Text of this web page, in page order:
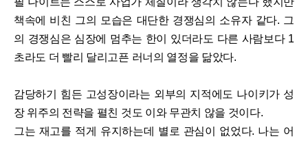
책속에 비친 그의 모습은 대단한 경쟁심의 소유자 같다. 그
의 경쟁심은 심장에 멈추는 한이 있더라도 다른 사람보다 1
초라도 더 빨리 달리고픈 러너의 열정을 닮았다.
감당하기 힘든 고성장이라는 외부의 지적에도 나이키가 성
장 위주의 전략을 펼친 것도 이와 무관치 않을 것이다.
그는 재고를 적게 유지하는데 별로 관심이 없었다. 나는 어